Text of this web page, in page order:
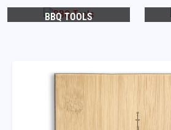
BBQ TOOLS